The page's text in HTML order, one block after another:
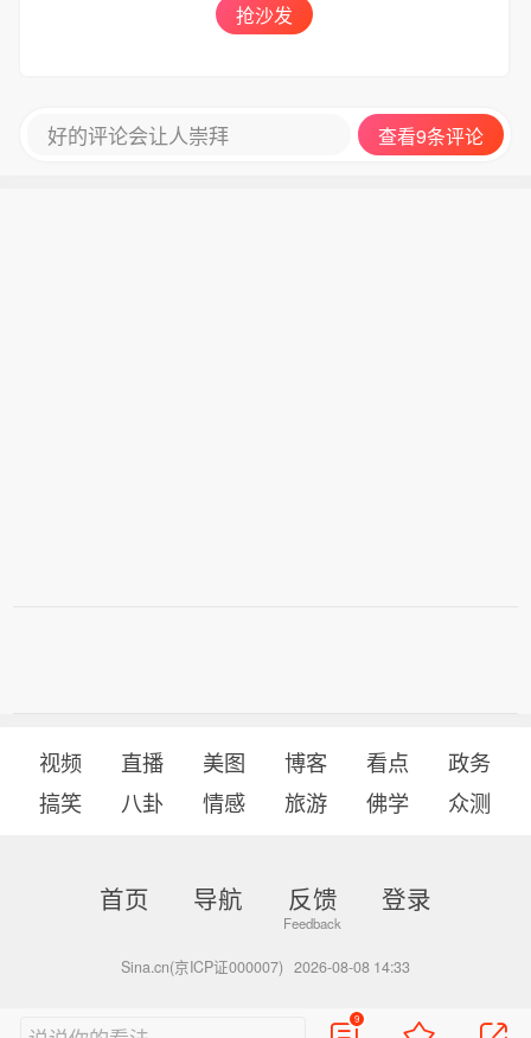
抢沙发
好的评论会让人崇拜 查看9条评论
视频 直播 美图 博客 看点
政务
搞笑
八卦 情感 旅游 佛学 众测
首页 导航 反馈 登录
Sina.cn(京ICP证000007) 2026-08-08 14:33
9